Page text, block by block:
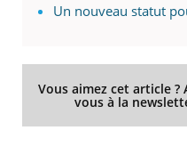
Un nouveau statut
Vous aimez cet article ?
vous à la